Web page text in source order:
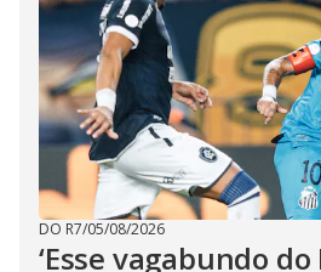
DO R7/05/08/2026
‘Esse vagabundo